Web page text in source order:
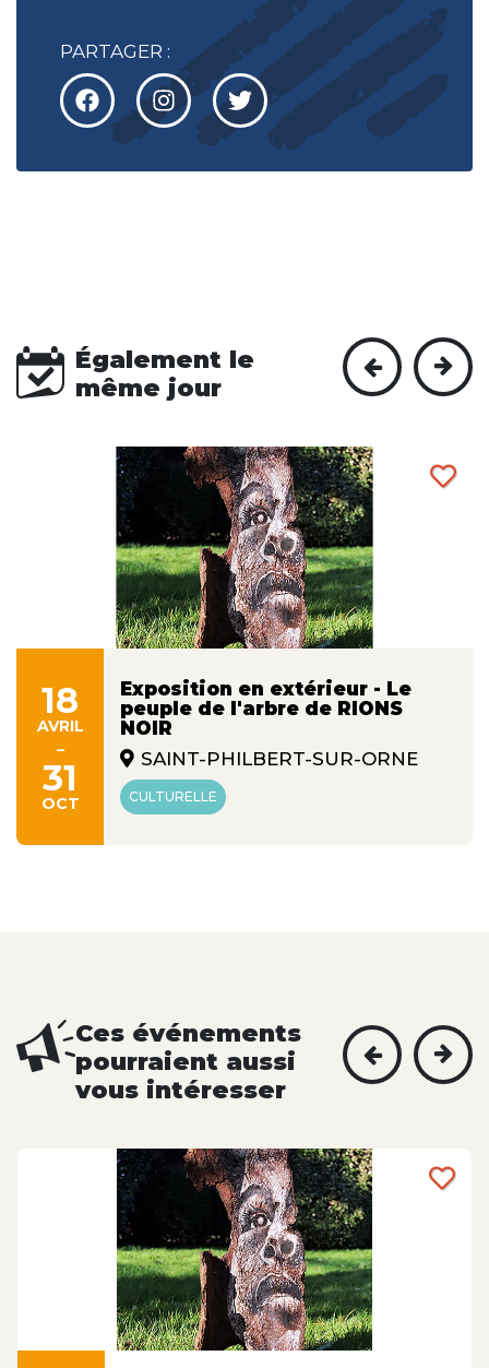
PARTAGER :
Également le
même jour
18
AVRIL
-
31
OCT
Exposition en extérieur - Le
peuple de l'arbre de RIONS
NOIR
SAINT-PHILBERT-SUR-ORNE
CULTURELLE
Ces événements
pourraient aussi
vous intéresser